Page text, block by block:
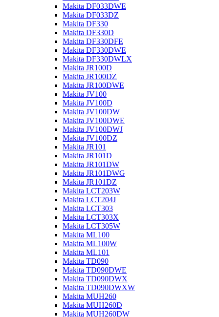
Makita DF033DWE
Makita DF033DZ
Makita DF330
Makita DF330D
Makita DF330DFE
Makita DF330DWE
Makita DF330DWLX
Makita JR100D
Makita JR100DZ
Makita JR100DWE
Makita JV100
Makita JV100D
Makita JV100DW
Makita JV100DWE
Makita JV100DWJ
Makita JV100DZ
Makita JR101
Makita JR101D
Makita JR101DW
Makita JR101DWG
Makita JR101DZ
Makita LCT203W
Makita LCT204J
Makita LCT303
Makita LCT303X
Makita LCT305W
Makita ML100
Makita ML100W
Makita ML101
Makita TD090
Makita TD090DWE
Makita TD090DWX
Makita TD090DWXW
Makita MUH260
Makita MUH260D
Makita MUH260DW